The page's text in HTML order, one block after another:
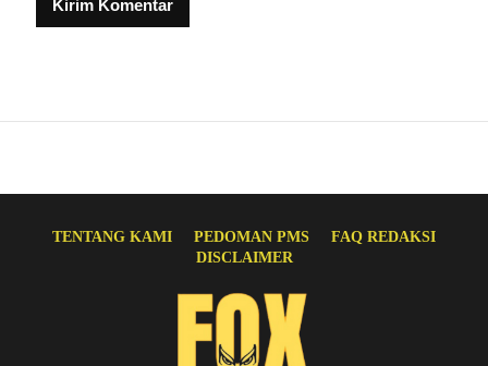
TENTANG KAMI PEDOMAN PMS
FAQ REDAKSI
DISCLAIMER